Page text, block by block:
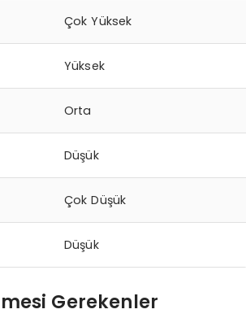
Çok Yüksek
Yüksek
Orta
Düşük
Çok Düşük
Düşük
Gerekenler